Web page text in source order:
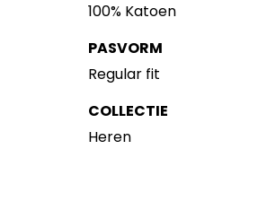
100% Katoen
PASVORM
Regular fit
COLLECTIE
Heren